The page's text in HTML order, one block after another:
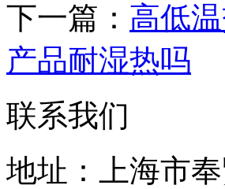
下一篇： 高低
产品耐湿热吗
联系我们
地址：上海市